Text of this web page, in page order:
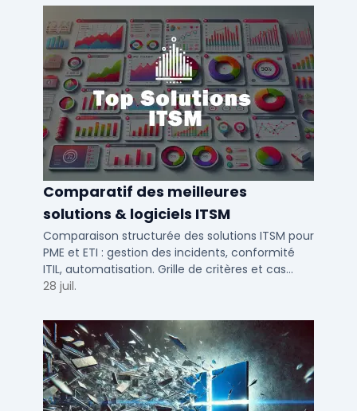
Comparatif des meilleures
solutions & logiciels ITSM
Comparaison structurée des solutions ITSM pour
PME et ETI : gestion des incidents, conformité
ITIL, automatisation. Grille de critères et cas
d'usage par taille d'entreprise.
28 juil.